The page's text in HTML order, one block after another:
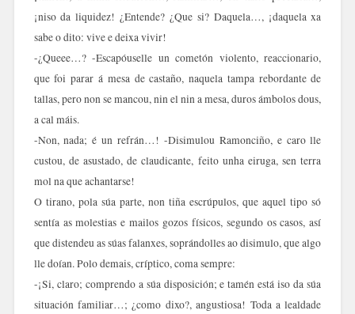
¡niso da liquidez! ¿Entende? ¿Que si? Daquela…, ¡daquela xa
sabe o dito: vive e deixa vivir!
-¿Queee…? -Escapóuselle un cometón violento, reaccionario,
que foi parar á mesa de castaño, naquela tampa rebordante de
tallas, pero non se mancou, nin el nin a mesa, duros ámbolos dous,
a cal máis.
-Non, nada; é un refrán…! -Disimulou Ramonciño, e caro lle
custou, de asustado, de claudicante, feito unha eiruga, sen terra
mol na que achantarse!
O tirano, pola súa parte, non tiña escrúpulos, que aquel tipo só
sentía as molestias e mailos gozos físicos, segundo os casos, así
que distendeu as súas falanxes, soprándolles ao disimulo, que algo
lle doían. Polo demais, críptico, coma sempre:
-¡Si, claro; comprendo a súa disposición; e tamén está iso da súa
situación familiar…; ¿como dixo?, angustiosa! Toda a lealdade